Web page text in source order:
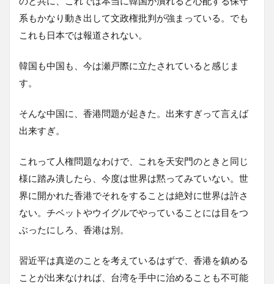
系もかなり動き出して文政権批判が強まっている。でも
これも日本では報道されない。
韓国も中国も、今は瀬戸際に立たされていると感じま
す。
そんな中国に、香港問題が起きた。出来すぎって言えば
出来すぎ。
これって人権問題なわけで、これを天安門のときと同じ
様に踏み潰したら、今度は世界は黙ってみていない。世
界に開かれた香港でそれをすることは絶対に世界は許さ
ない。チベットやウイグルでやっていることには目をつ
ぶったにしろ、香港は別。
習近平は真逆のことを考えているはずで、香港を鎮める
ことが出来なければ、台湾を手中に治めることも不可能